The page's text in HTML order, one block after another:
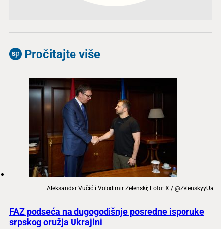
Pročitajte više
Aleksandar Vučić i Volodimir Zelenski; Foto: X / @ZelenskyyUa
FAZ podseća na dugogodišnje posredne isporuke
srpskog oružja Ukrajini